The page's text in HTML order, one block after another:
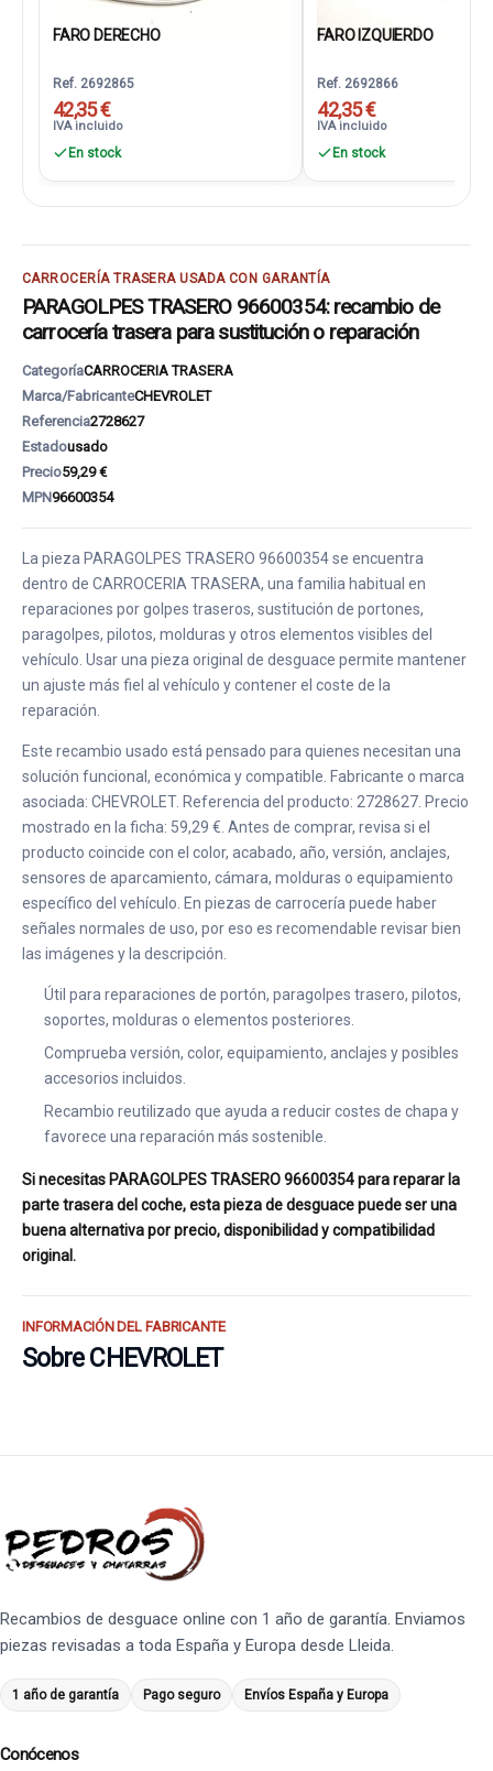
FARO DERECHO
Ref. 2692865
42,35 €
IVA incluido
En stock
FARO IZQUIERDO
Ref. 2692866
42,35 €
IVA incluido
En stock
CARROCERÍA TRASERA USADA CON GARANTÍA
PARAGOLPES TRASERO 96600354: recambio de
carrocería trasera para sustitución o reparación
CategoríaCARROCERIA TRASERA
Marca/FabricanteCHEVROLET
Referencia2728627
Estadousado
Precio59,29 €
MPN96600354
La pieza PARAGOLPES TRASERO 96600354 se encuentra
dentro de CARROCERIA TRASERA, una familia habitual en
reparaciones por golpes traseros, sustitución de portones,
paragolpes, pilotos, molduras y otros elementos visibles del
vehículo. Usar una pieza original de desguace permite mantener
un ajuste más fiel al vehículo y contener el coste de la
reparación.
Este recambio usado está pensado para quienes necesitan una
solución funcional, económica y compatible. Fabricante o marca
asociada: CHEVROLET. Referencia del producto: 2728627. Precio
mostrado en la ficha: 59,29 €. Antes de comprar, revisa si el
producto coincide con el color, acabado, año, versión, anclajes,
sensores de aparcamiento, cámara, molduras o equipamiento
específico del vehículo. En piezas de carrocería puede haber
señales normales de uso, por eso es recomendable revisar bien
las imágenes y la descripción.
Útil para reparaciones de portón, paragolpes trasero, pilotos,
soportes, molduras o elementos posteriores.
Comprueba versión, color, equipamiento, anclajes y posibles
accesorios incluidos.
Recambio reutilizado que ayuda a reducir costes de chapa y
favorece una reparación más sostenible.
Si necesitas PARAGOLPES TRASERO 96600354 para reparar la
parte trasera del coche, esta pieza de desguace puede ser una
buena alternativa por precio, disponibilidad y compatibilidad
original.
INFORMACIÓN DEL FABRICANTE
Sobre CHEVROLET
Recambios de desguace online con 1 año de garantía. Enviamos
piezas revisadas a toda España y Europa desde Lleida.
1 año de garantía Pago seguro Envíos España y Europa
Conócenos